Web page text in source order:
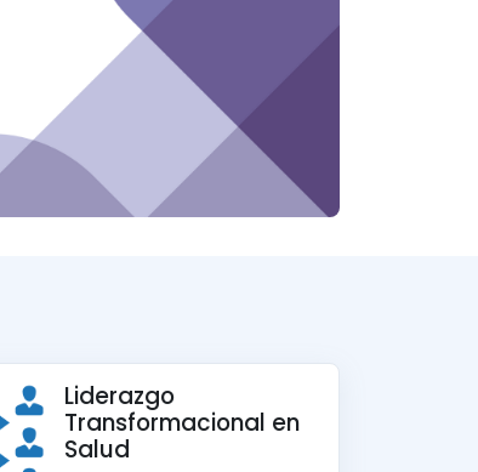
Liderazgo
Transformacional en
Salud